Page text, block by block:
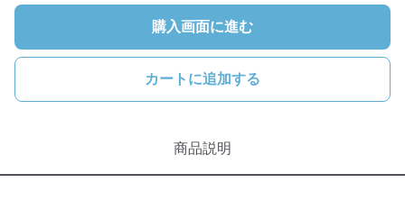
購入画面に進む
カートに追加する
商品説明